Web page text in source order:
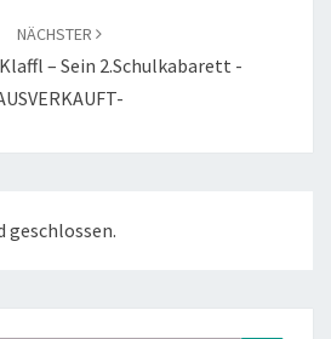
NÄCHSTER
– Sein 2.Schulkabarett -
geschlossen.